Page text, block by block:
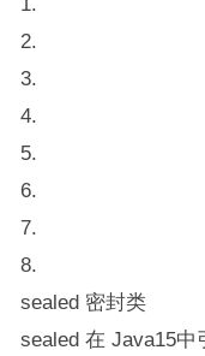
2.
3.
4.
5.
6.
7.
8.
sealed 密封类
sealed 在 Java15中